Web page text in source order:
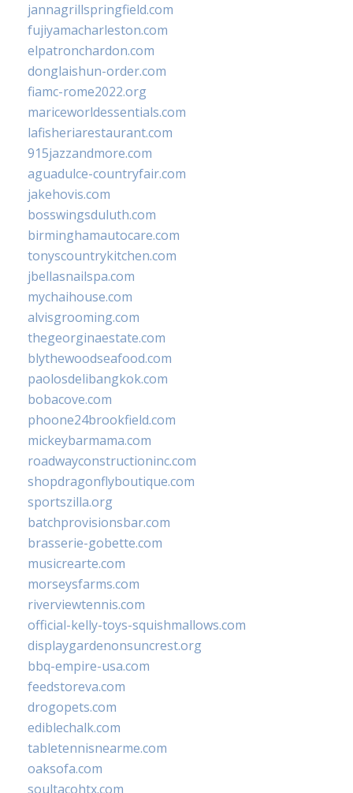
jannagrillspringfield.com
fujiyamacharleston.com
elpatronchardon.com
donglaishun-order.com
fiamc-rome2022.org
mariceworldessentials.com
lafisheriarestaurant.com
915jazzandmore.com
aguadulce-countryfair.com
jakehovis.com
bosswingsduluth.com
birminghamautocare.com
tonyscountrykitchen.com
jbellasnailspa.com
mychaihouse.com
alvisgrooming.com
thegeorginaestate.com
blythewoodseafood.com
paolosdelibangkok.com
bobacove.com
phoone24brookfield.com
mickeybarmama.com
roadwayconstructioninc.com
shopdragonflyboutique.com
sportszilla.org
batchprovisionsbar.com
brasserie-gobette.com
musicrearte.com
morseysfarms.com
riverviewtennis.com
official-kelly-toys-squishmallows.com
displaygardenonsuncrest.org
bbq-empire-usa.com
feedstoreva.com
drogopets.com
ediblechalk.com
tabletennisnearme.com
oaksofa.com
soultacohtx.com